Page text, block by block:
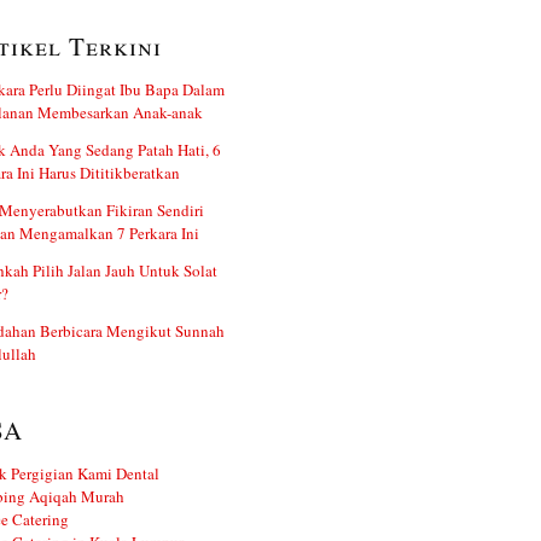
Terkini
Perlu Diingat Ibu Bapa Dalam
Membesarkan Anak-anak
Anda Yang Sedang Patah Hati, 6
Ini Harus Dititikberatkan
Fikiran Sendiri
Mengamalkan 7 Perkara Ini
Pilih Jalan Jauh Untuk Solat
Berbicara Mengikut Sunnah
Pergigian Kami Dental
Aqiqah Murah
Catering